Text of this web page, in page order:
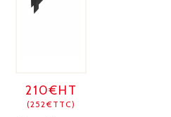
210€HT
(252€TTC)